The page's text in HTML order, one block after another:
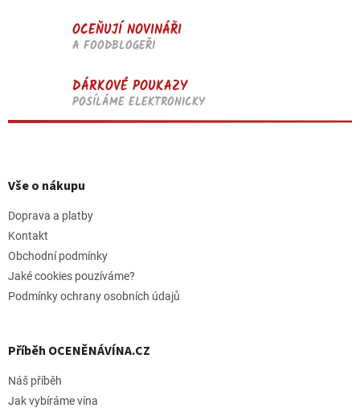
OCEŇUJÍ NOVINÁŘI
A FOODBLOGEŘI
DÁRKOVÉ POUKAZY
POSÍLÁME ELEKTRONICKY
pVše o nákupu
Doprava a platby
Kontakt
Obchodní podmínky
Jaké cookies pouzíváme?
Podmínky ochrany osobních údajů
Příběh OCENĚNÁVÍNA.CZ
Náš příběh
Jak vybíráme vína